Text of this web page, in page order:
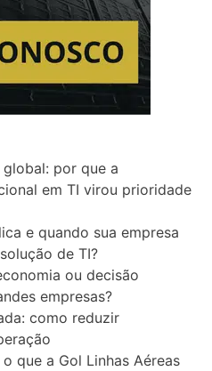
por que a
em TI virou prioridade
e quando sua empresa
de TI?
ou decisão
empresas?
como reduzir
que a Gol Linhas Aéreas